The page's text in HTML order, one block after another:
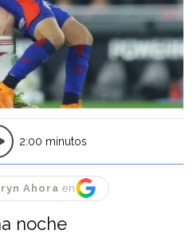
2:00 minutos
Ahora en
noche